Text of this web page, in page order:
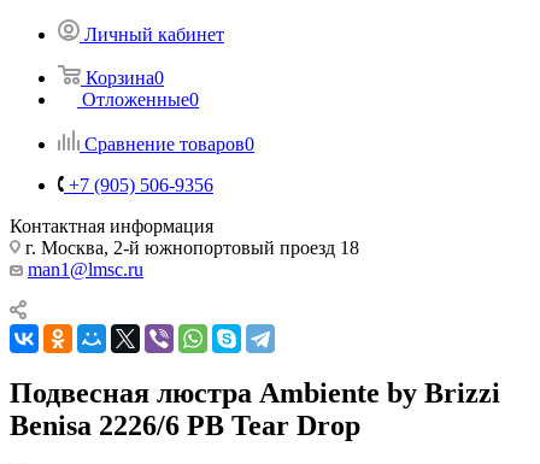
Личный кабинет
Корзина0
Отложенные0
Сравнение товаров0
+7 (905) 506-9356
Контактная информация
г. Москва, 2-й южнопортовый проезд 18
man1@lmsc.ru
Подвесная люстра Ambiente by Brizzi
Benisa 2226/6 PB Tear Drop